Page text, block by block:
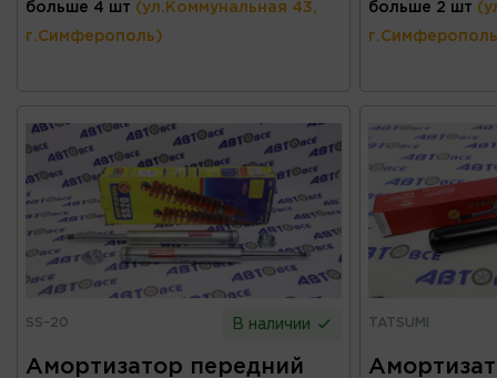
больше 4 шт (ул.Коммунальная 43,
г.Симферополь)
больше 2 шт
SS-20 В наличии
Амортизатор передний
TATSUMI